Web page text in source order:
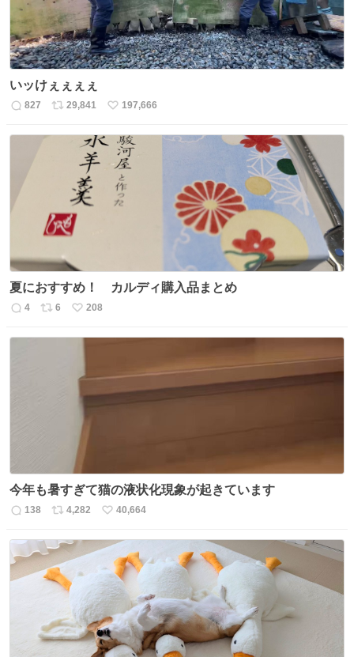
いッけぇぇぇぇ
返
827
リ
29,841
い
ね
数
197,666
夏におすすめ！ カルディ購入品まとめ
返
4
リ
6
い
208
今年も暑すぎて猫の液状化現象が起きています
返
138
リ
ス
ト
数
4,282
い
ね
数
40,664